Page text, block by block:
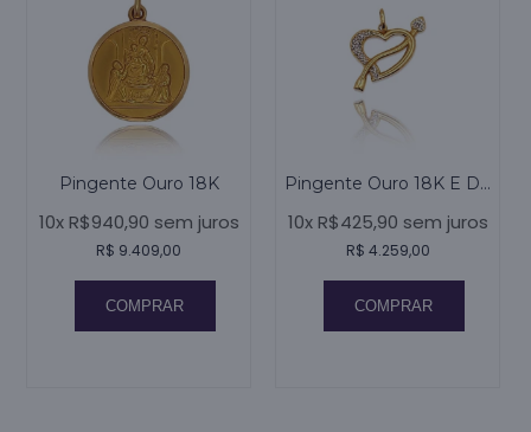
Pingente Ouro 18K
10x R$940,90 sem juros
R$ 9.409,00
COMPRAR
Pingente Ouro 18K E Diamantes
10x R$425,90 sem juros
R$ 4.259,00
COMPRAR